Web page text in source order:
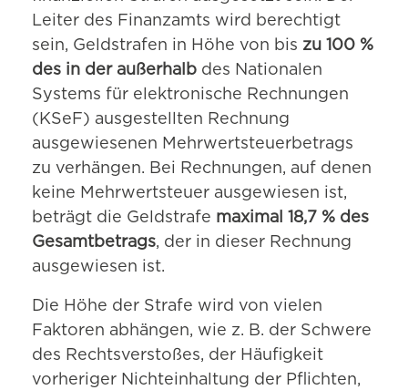
Leiter des Finanzamts wird berechtigt
sein, Geldstrafen in Höhe von bis zu 100 %
des in der außerhalb des Nationalen
Systems für elektronische Rechnungen
(KSeF) ausgestellten Rechnung
ausgewiesenen Mehrwertsteuerbetrags
zu verhängen. Bei Rechnungen, auf denen
keine Mehrwertsteuer ausgewiesen ist,
beträgt die Geldstrafe maximal 18,7 % des
Gesamtbetrags, der in dieser Rechnung
ausgewiesen ist.
Die Höhe der Strafe wird von vielen
Faktoren abhängen, wie z. B. der Schwere
des Rechtsverstoßes, der Häufigkeit
vorheriger Nichteinhaltung der Pflichten,